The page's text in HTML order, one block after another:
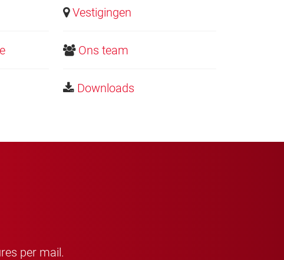
Vestigingen
Ons team
Downloads
per mail.